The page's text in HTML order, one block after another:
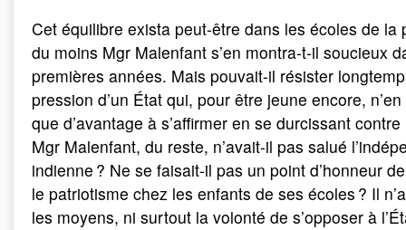
Cet équilibre exista peut-être dans les écoles de la
du moins Mgr Malenfant s’en montra-t-il soucieux
premières années. Mais pouvait-il résister
pression d’un État qui, pour être jeune encore,
que d’avantage à s’affirmer en se durcissant contre
Mgr Malenfant, du reste, n’avait-il pas salué
indienne ? Ne se faisait-il pas un point d’honneur
le patriotisme chez les enfants de ses écoles ? Il
les moyens, ni surtout la volonté de s’opposer à